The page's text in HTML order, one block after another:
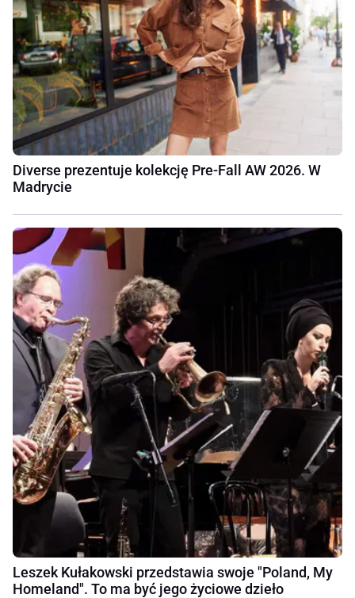
Diverse prezentuje kolekcję Pre-Fall AW 2026. W
Madrycie
Leszek Kułakowski przedstawia swoje "Poland, My
Homeland". To ma być jego życiowe dzieło